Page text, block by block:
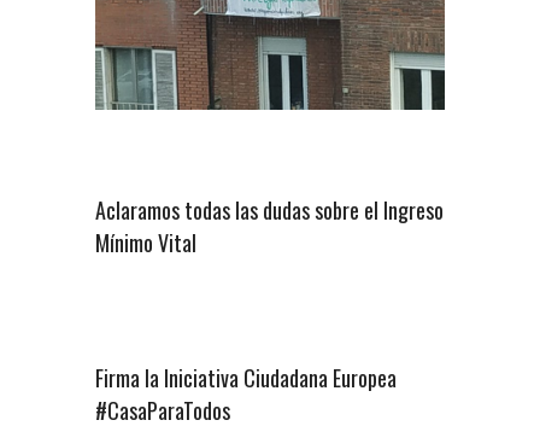
Aclaramos todas las dudas sobre el Ingreso
Mínimo Vital
Firma la Iniciativa Ciudadana Europea
#CasaParaTodos